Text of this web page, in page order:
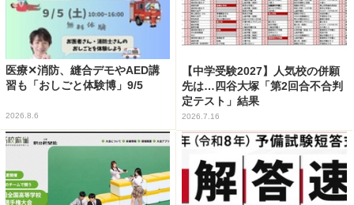
医療✕消防、縫合デモやAED講
習も「おしごと体験博」9/5
2026.8.6
【中学受験2027】人気校の併願
先は…四谷大塚「第2回合不合判
定テスト」結果
2026.7.16